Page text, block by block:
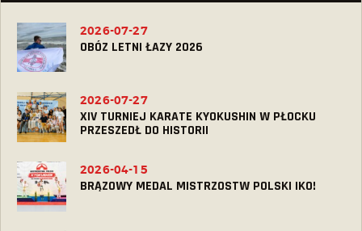
OBÓZ LETNI ŁAZY 2026
2026-07-27
XIV TURNIEJ KARATE KYOKUSHIN W PŁOCKU
PRZESZEDŁ DO HISTORII
2026-07-27
BRĄZOWY MEDAL MISTRZOSTW POLSKI IKO!
2026-04-15